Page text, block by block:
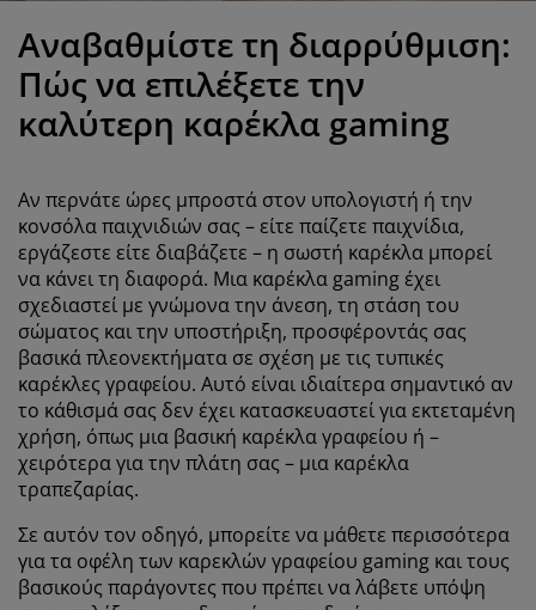
υπνοδωματίου
κρεβατιού
κρεβατιού
κρεβάτια
επίπλων
εξωτερικού χώρου
σπιτιού
δωμάτιο
Αναβαθμίστε τη διαρρύθμιση:
Πώς να επιλέξετε την
καλύτερη καρέκλα gaming
Αν περνάτε ώρες μπροστά στον υπολογιστή ή την
κονσόλα παιχνιδιών σας – είτε παίζετε παιχνίδια,
εργάζεστε είτε διαβάζετε – η σωστή καρέκλα μπορεί
να κάνει τη διαφορά. Μια καρέκλα gaming έχει
σχεδιαστεί με γνώμονα την άνεση, τη στάση του
σώματος και την υποστήριξη, προσφέροντάς σας
βασικά πλεονεκτήματα σε σχέση με τις τυπικές
καρέκλες γραφείου. Αυτό είναι ιδιαίτερα σημαντικό αν
το κάθισμά σας δεν έχει κατασκευαστεί για εκτεταμένη
χρήση, όπως μια βασική καρέκλα γραφείου ή –
χειρότερα για την πλάτη σας – μια καρέκλα
τραπεζαρίας.
Σε αυτόν τον οδηγό, μπορείτε να μάθετε περισσότερα
για τα οφέλη των καρεκλών γραφείου gaming και τους
βασικούς παράγοντες που πρέπει να λάβετε υπόψη